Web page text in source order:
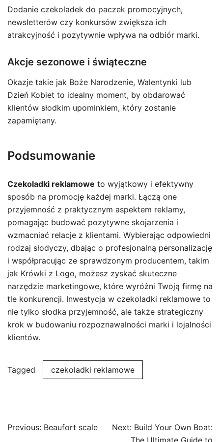
Dodanie czekoladek do paczek promocyjnych,
newsletterów czy konkursów zwiększa ich
atrakcyjność i pozytywnie wpływa na odbiór marki.
Akcje sezonowe i świąteczne
Okazje takie jak Boże Narodzenie, Walentynki lub
Dzień Kobiet to idealny moment, by obdarować
klientów słodkim upominkiem, który zostanie
zapamiętany.
Podsumowanie
Czekoladki reklamowe to wyjątkowy i efektywny
sposób na promocję każdej marki. Łączą one
przyjemność z praktycznym aspektem reklamy,
pomagając budować pozytywne skojarzenia i
wzmacniać relacje z klientami. Wybierając odpowiedni
rodzaj słodyczy, dbając o profesjonalną personalizację
i współpracując ze sprawdzonym producentem, takim
jak Krówki z Logo, możesz zyskać skuteczne
narzędzie marketingowe, które wyróżni Twoją firmę na
tle konkurencji. Inwestycja w czekoladki reklamowe to
nie tylko słodka przyjemność, ale także strategiczny
krok w budowaniu rozpoznawalności marki i lojalności
klientów.
Tagged czekoladki reklamowe
Post
Previous: Beaufort scale Next: Build Your Own Boat:
The Ultimate Guide to